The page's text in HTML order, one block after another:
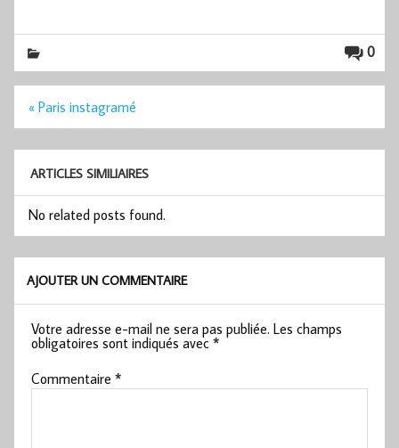
0
Navigation
« Paris instagramé
ARTICLES SIMILIAIRES
No related posts found.
AJOUTER UN COMMENTAIRE
Votre adresse e-mail ne sera pas publiée. Les champs
obligatoires sont indiqués avec*
Commentaire*